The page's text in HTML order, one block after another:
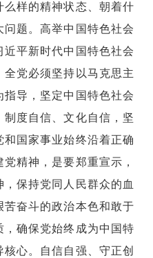
样的精神状态、朝着什
题。高举中国特色社会
平新时代中国特色社会
党必须坚持以马克思主
导，坚定中国特色社会
度自信、文化自信，坚
国家事业始终沿着正确
精神，是要郑重宣示，
保持党同人民群众的血
奋斗的政治本色和敢于
确保党始终成为中国特
心。自信自强、守正创